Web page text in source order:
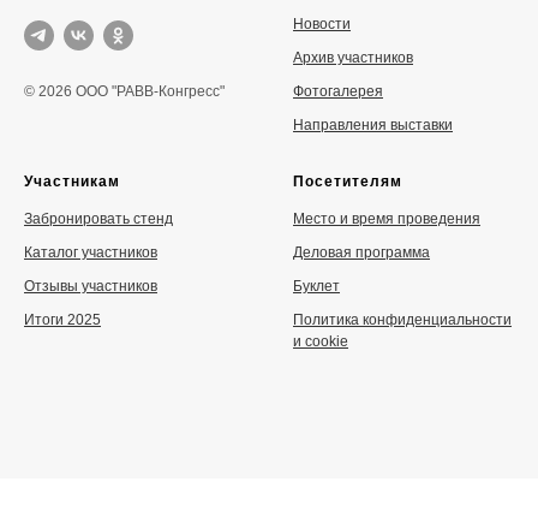
© 2026 ООО "РАВВ-Конгресс"
Новости
Архив участников
Фотогалерея
Направления выставки
Участникам
Забронировать стенд
Каталог участников
Отзывы участников
Итоги 2025
Посетителям
Место и время проведения
Деловая программа
Буклет
Политика конфиденциальности
и cookie